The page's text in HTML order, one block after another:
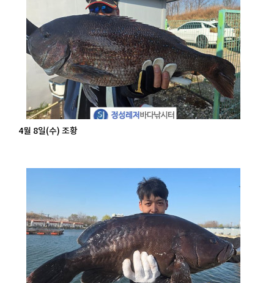
4월 8일(수) 조황